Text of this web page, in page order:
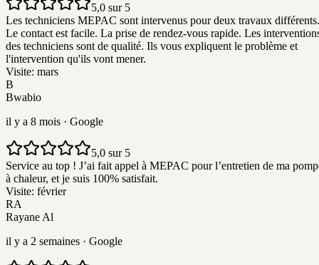
5,0 sur 5
Les techniciens MEPAC sont intervenus pour deux travaux différents.
Le contact est facile. La prise de rendez-vous rapide. Les
des techniciens sont de qualité. Ils vous expliquent le problème et
l'intervention qu'ils vont mener.
Visite: mars
B
Bwabio
il y a 8 mois · Google
5,0 sur 5
Service au top ! J’ai fait appel à MEPAC pour l’entretien de ma
à chaleur, et je suis 100% satisfait.
Visite: février
RA
Rayane Al
il y a 2 semaines · Google